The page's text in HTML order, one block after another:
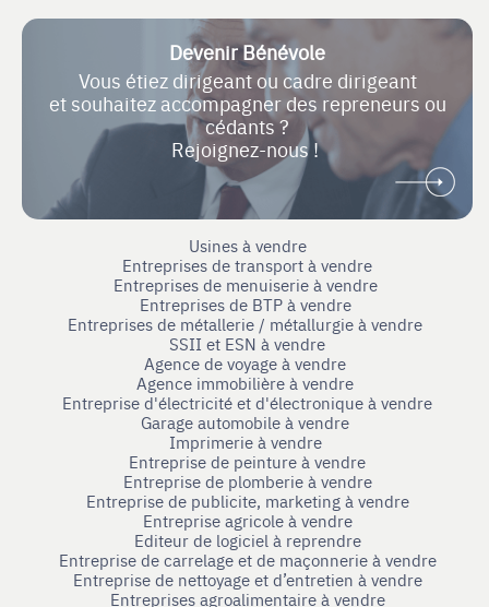
Devenir Bénévole
Vous étiez dirigeant ou cadre dirigeant
et souhaitez accompagner des repreneurs ou
cédants ?
Rejoignez-nous !
Usines à vendre
Entreprises de transport à vendre
Entreprises de menuiserie à vendre
Entreprises de BTP à vendre
Entreprises de métallerie / métallurgie à vendre
SSII et ESN à vendre
Agence de voyage à vendre
Agence immobilière à vendre
Entreprise d'électricité et d'électronique à vendre
Garage automobile à vendre
Imprimerie à vendre
Entreprise de peinture à vendre
Entreprise de plomberie à vendre
Entreprise de publicite, marketing à vendre
Entreprise agricole à vendre
Editeur de logiciel à reprendre
Entreprise de carrelage et de maçonnerie à vendre
Entreprise de nettoyage et d’entretien à vendre
Entreprises agroalimentaire à vendre